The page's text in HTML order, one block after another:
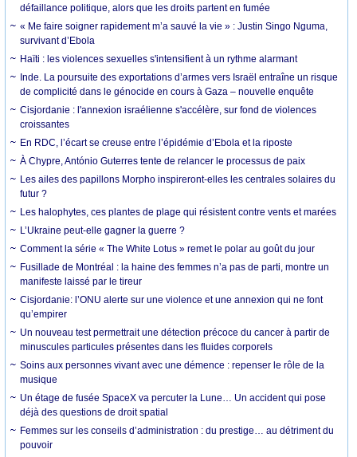
défaillance politique, alors que les droits partent en fumée
« Me faire soigner rapidement m’a sauvé la vie » : Justin Singo Nguma,
survivant d’Ebola
Haïti : les violences sexuelles s'intensifient à un rythme alarmant
Inde. La poursuite des exportations d’armes vers Israël entraîne un risque
de complicité dans le génocide en cours à Gaza – nouvelle enquête
Cisjordanie : l'annexion israélienne s'accélère, sur fond de violences
croissantes
En RDC, l’écart se creuse entre l’épidémie d’Ebola et la riposte
À Chypre, António Guterres tente de relancer le processus de paix
Les ailes des papillons Morpho inspireront-elles les centrales solaires du
futur ?
Les halophytes, ces plantes de plage qui résistent contre vents et marées
L’Ukraine peut-elle gagner la guerre ?
Comment la série « The White Lotus » remet le polar au goût du jour
Fusillade de Montréal : la haine des femmes n’a pas de parti, montre un
manifeste laissé par le tireur
Cisjordanie: l’ONU alerte sur une violence et une annexion qui ne font
qu’empirer
Un nouveau test permettrait une détection précoce du cancer à partir de
minuscules particules présentes dans les fluides corporels
Soins aux personnes vivant avec une démence : repenser le rôle de la
musique
Un étage de fusée SpaceX va percuter la Lune… Un accident qui pose
déjà des questions de droit spatial
Femmes sur les conseils d’administration : du prestige… au détriment du
pouvoir